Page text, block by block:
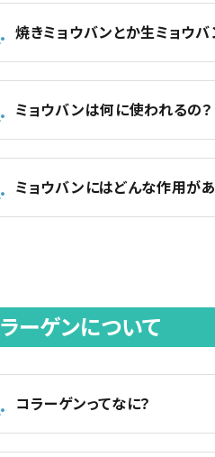
焼きミョウバンとか生ミョウバ
ミョウバンは何に使われるの？
ミョウバンにはどんな作用が
ーゲンについて
コラーゲンってなに？